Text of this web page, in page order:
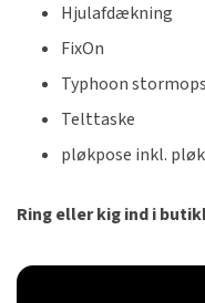
Hjulafdækning
FixOn
Typhoon
Telttaske
pløkpose inkl.
Ring eller kig ind i